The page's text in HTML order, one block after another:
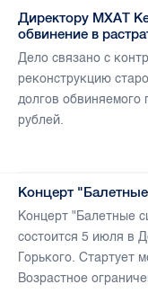
Директору МХАТ
обвинение в
Дело связано с
реконструкцию
долгов
рублей.
Концерт
Концерт "Балетные
состоится 5 июля в
Горького. Стартует
Возрастное